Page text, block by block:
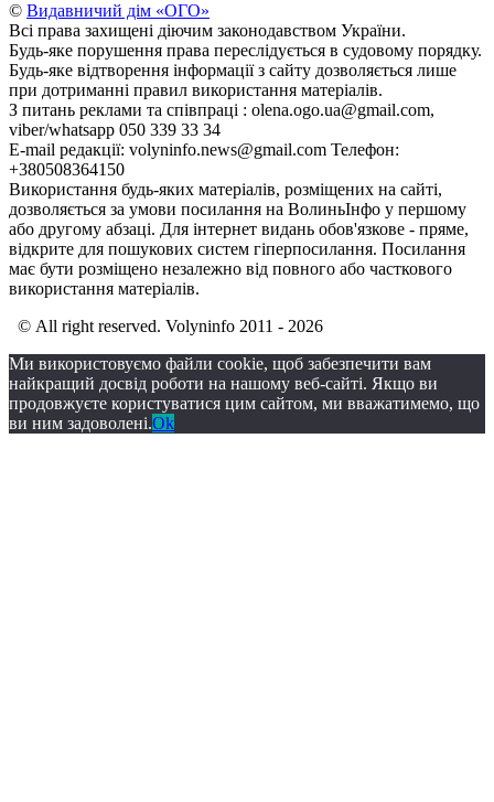
© Видавничий дім «ОГО»
Всі права захищені діючим законодавством України.
Будь-яке порушення права переслідується в судовому порядку.
Будь-яке відтворення інформації з сайту дозволяється лише
при дотриманні правил використання матеріалів.
З питань реклами та співпраці : olena.ogo.ua@gmail.com,
viber/whatsapp 050 339 33 34
E-mail редакції: volyninfo.news@gmail.com Телефон:
+380508364150
Використання будь-яких матеріалів, розміщених на сайті,
дозволяється за умови посилання на ВолиньІнфо у першому
або другому абзаці. Для інтернет видань обов'язкове - пряме,
відкрите для пошукових систем гіперпосилання. Посилання
має бути розміщено незалежно від повного або часткового
використання матеріалів.
© All right reserved. Volyninfo 2011 - 2026
Ми використовуємо файли cookie, щоб забезпечити вам
найкращий досвід роботи на нашому веб-сайті. Якщо ви
продовжуєте користуватися цим сайтом, ми вважатимемо, що
ви ним задоволені.Ok